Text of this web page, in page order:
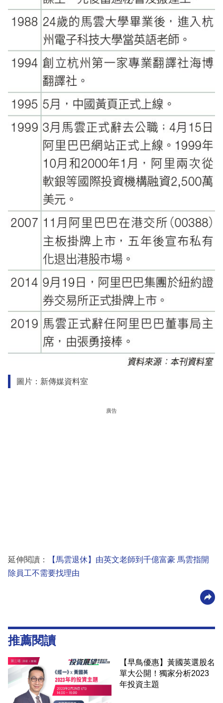
圖片：新傳媒資料室
廣告
延伸閱讀：
【馬雲退休】由英文老師到千億富豪 馬雲指開
除員工不需要找理由
推薦閱讀
【早鳥優惠】黃國英選股名
單大公開！獨家分析2023
年投資主題